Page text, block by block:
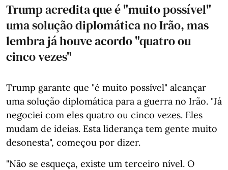
Trump acredita que é "muito possível"
uma solução diplomática no Irão, mas
lembra já houve acordo "quatro ou
cinco vezes"
Trump garante que "é muito possível" alcançar
uma solução diplomática para a guerra no Irão. "Já
negociei com eles quatro ou cinco vezes. Eles
mudam de ideias. Esta liderança tem gente muito
desonesta", começou por dizer.
"Não se esqueça, existe um terceiro nível. O